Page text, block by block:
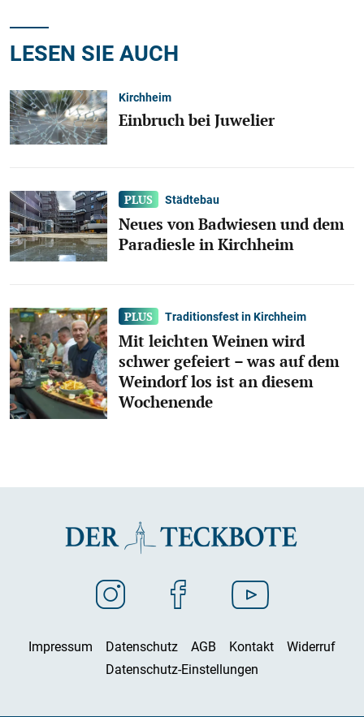
LESEN SIE AUCH
Kirchheim
Einbruch bei Juwelier
Städtebau
Neues von Badwiesen und dem
Paradiesle in Kirchheim
Traditionsfest in Kirchheim
Mit leichten Weinen wird
schwer gefeiert – was auf dem
Weindorf los ist an diesem
Wochenende
Impressum Datenschutz AGB Kontakt
Widerruf
Datenschutz-Einstellungen